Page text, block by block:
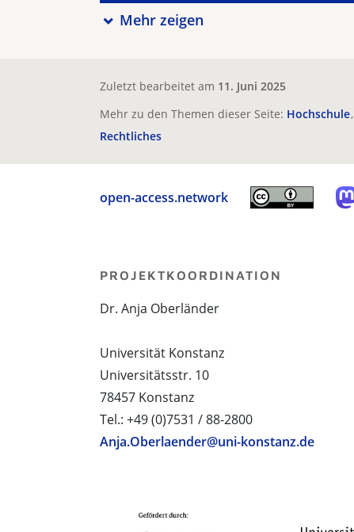
Mehr zeigen
Zuletzt bearbeitet am 11. Juni 2025
Mehr zu den Themen dieser Seite: Hochschule
Rechtliches
open-access.network
PROJEKTKOORDINATION
Dr. Anja Oberländer
Universität Konstanz
Universitätsstr. 10
78457 Konstanz
Tel.: +49 (0)7531 / 88-2800
Anja.Oberlaender@uni-konstanz.de